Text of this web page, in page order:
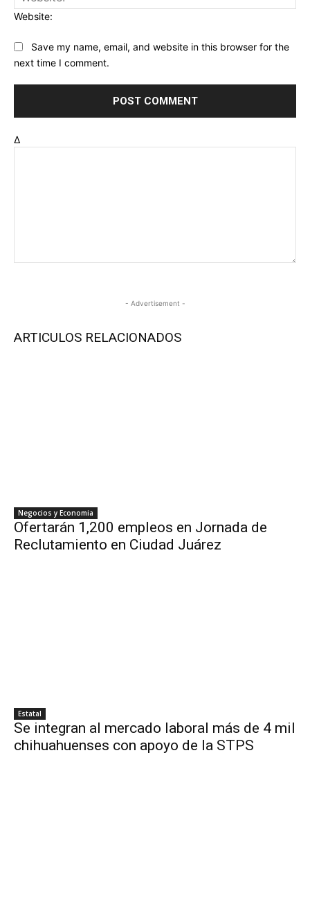
Website:
Save my name, email, and website in this browser for the
next time I comment.
Δ
- Advertisement -
ARTICULOS RELACIONADOS
Negocios y Economia
Ofertarán 1,200 empleos en Jornada de
Reclutamiento en Ciudad Juárez
Estatal
Se integran al mercado laboral más de 4 mil
chihuahuenses con apoyo de la STPS